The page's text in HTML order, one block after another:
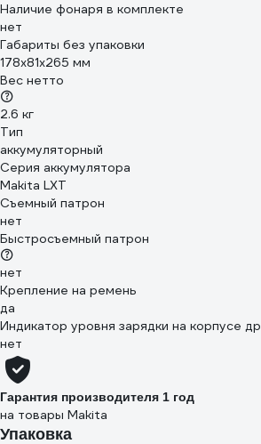
Наличие фонаря в комплекте
нет
Габариты без упаковки
178x81x265 мм
Вес нетто
2.6 кг
Тип
аккумуляторный
Серия аккумулятора
Makita LXT
Съемный патрон
нет
Быстросъемный патрон
нет
Крепление на ремень
да
Индикатор уровня зарядки на корпусе
нет
Гарантия производителя 1 год
на товары Makita
Упаковка